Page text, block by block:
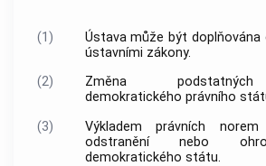
(1)
Ústava může být doplňována
ústavními zákony.
(2)
Změna
demokratického právního
(3)
Výkladem právních
odstranění nebo
demokratického státu.